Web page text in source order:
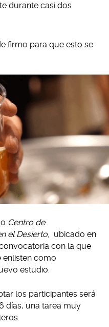
durante casi dos
firmo para que esto se
Centro de
el Desierto, ubicado en
con la que
enlisten como
estudio.
los participantes será
días, una tarea muy